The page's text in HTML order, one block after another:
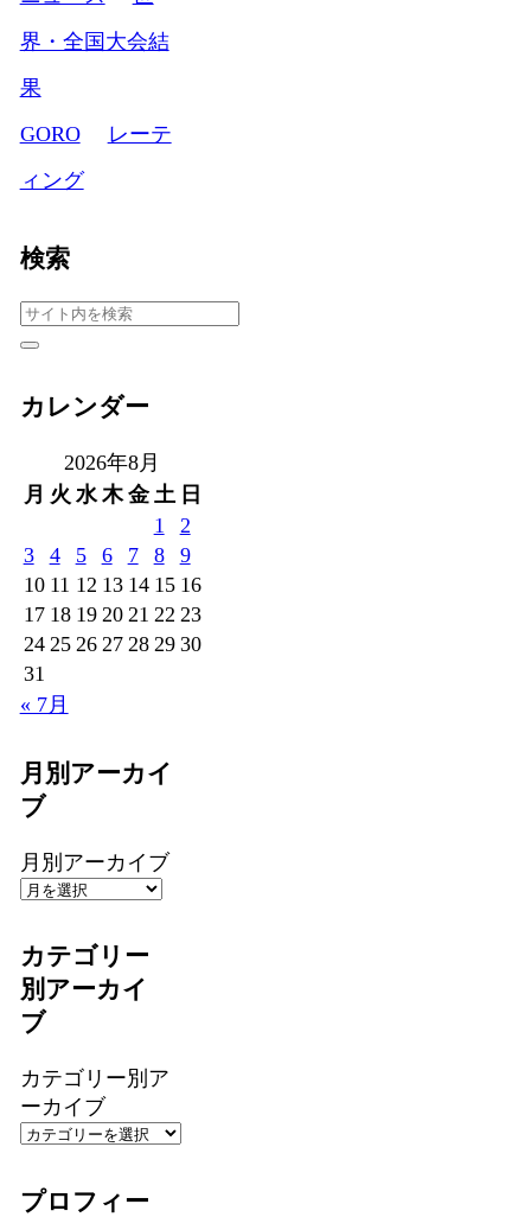
界・全国大会結
果
GORO
レーテ
ィング
検索
カレンダー
2026年8月
月 火 水 木 金 土 日
1
2
3
4 5 6 7 8
9
10 11 12 13 14 15 16
17 18 19 20 21 22 23
24 25 26 27 28 29 30
31
« 7月
月別アーカイ
ブ
月別アーカイブ
カテゴリー
別アーカイ
ブ
カテゴリー別ア
ーカイブ
プロフィー